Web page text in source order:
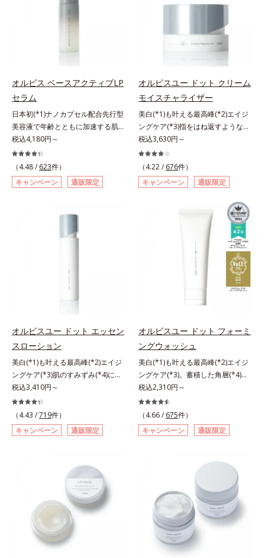
オルビス ベースアクティブLP
セラム
日本初(*1)ナノカプセル配合先行型
美容液で年齢とともに加速する肌悩
み(*2)にブレーキを。スキンケアの
打ち止め感に。年齢とともに加速す
る肌悩み(*2)にブレーキをかけ、化
粧水前の土台(*3)づくりで、うるお
いに満ち満ちた内側から弾むような
と不安…。いろいろケアしているの
そんな大人の肌悩みにアプローチす
プセルの表面は肌になじみやすい構
造(*4)。内包した美容成分(*5)の浸
透をサポートし、角層すみずみをう
るおいで満たします。さらに“うる
おいの通り道”を作って化粧水のな
じみ感をUP。化粧水前に使うこと
で、普段の化粧水の手ごたえをより
実感できる、しっとり整った肌状態
へ。化粧水前に2プッシュ使うだけ
で、うるおいのすき間にぐんぐん入
り込み、うるおいで満ち満ちたハリ
のある美肌へと整えます。*1 クチ
ナシ果実エキス、ハトムギ種子エキ
ス、ユズ果実エキス、水添レシチ
合わせが初（2023年4月 Mintel社デ
ータベースによる当社調べ）*2 う
るおい不足など*3 お手入れのファ
ーストステップのこと*4 細胞間脂
質に類似した構造*5 保湿成分
税込4,180円～
（4.48 / 623件）
キャンペーン
通販限定
オルビスユー ドット クリーム
モイスチャライザー
美白(*1)も叶える最高峰(*2)エイジ
ングケア(*3)指をはね返すような弾
力感が宿るハリ感 濃密フィットク
リーム。ハリも透明感(*4)も結果主
義。年齢サイン(*5)の因子に着目し
た肌科学エイジングケア(*3)シリー
ズ。オルビスユー ドットシリーズ
は、年齢による肌悩み一つ一つを対
処するのではなく、肌で起きている
ことの根本原因に着目。加齢ととも
に現れる年齢サインについて研究を
進めたところ、弾力感のない状態で
ある「ハリのなさ」や、くすみ(*6)
などが現れている状態である「透明
感のなさ」が、大人の肌印象に大き
シリーズは美容成分(*7)として
「G.D.F.アクティベーター(*8)」を
配合。そして、従来から配合してい
る美白(*1)有効成分「トラネキサム
酸」を配合しました。さらに、シリ
ーズ共通の美容成分「GLルートブ
ースター(*9)」を配合することで、
肌のふっくら感や透明感を叶えま
す。美白ケアしながら多角的なエイ
ジングケアが叶うシリーズに。3ス
感を。効果的なシナジー設計で、あ
なたのエイジングケアを応援しま
す。*1 メラニンの生成を抑え、シ
ミ・ソバカスを防ぐ（ウォッシュを
除く）*2 オルビス内スキンケアシ
リーズの保湿力*3 年齢に応じたお
手入れのこと*4 うるおいによる
*5 乾燥、ハリ・ツヤのなさ*6
税込3,630円～
（4.22 / 676件）
キャンペーン
通販限定
オルビスユー ドット エッセン
スローション
美白(*1)も叶える最高峰(*2)エイジ
ングケア(*3)肌のすみずみ(*4)にし
みわたるうるおい充満ローション。
ハリも透明感(*5)も結果主義。年齢
サイン(*6)の因子に着目した肌科学
エイジングケア(*3)シリーズ。オル
ビスユー ドットシリーズは、年齢
本原因に着目。加齢とともに現れる
年齢サインについて研究を進めたと
ころ、弾力感のない状態である「ハ
リのなさ」や、くすみ(*7)などが現
れている状態である「透明感のな
さ」が、大人の肌印象に大きな影響
を与えていることがわかりました。
税込3,410円～
（4.43 /719件）
キャンペーン
通販限定
オルビスユー ドット フォーミ
ングウォッシュ
美白(*1)も叶える最高峰(*2)エイジ
ングケア(*3)。蓄積した角層(*4)を
絡めとりくすみ(*5)を晴らす高密着
マイルドピーリング(*6)洗顔料。ハ
リも透明感(*7)も結果主義。年齢サ
イン(*8)の因子に着目した肌科学エ
イジングケア(*3)シリーズ。オルビ
よる肌悩み一つ一つを対処するので
はなく、肌で起きていることの根本
原因に着目。加齢とともに現れる年
齢サインについて研究を進めたとこ
ろ、弾力感のない状態である「ハリ
のなさ」や、くすみ(*5)などが現れ
ている状態である「透明感のなさ」
が、大人の肌印象に大きな影響を与
税込2,310円～
（4.66 / 675件）
キャンペーン
通販限定